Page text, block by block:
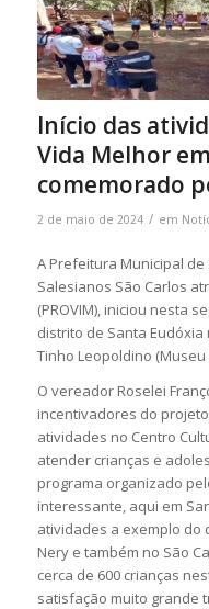
Início das
Vida Melhor
comemorado
2 de maio de 2024 / em
A Prefeitura Municipal de
Salesianos São Carlos
(PROVIM), iniciou nesta
distrito de Santa Eudóxia
Tinho Leopoldino (Museu
O vereador Roselei
incentivadores do
atividades no Centro
atender crianças e
programa organizado
interessante, aqui em
atividades a exemplo do
Nery e também no São
cerca de 600 crianças
satisfação muito grande